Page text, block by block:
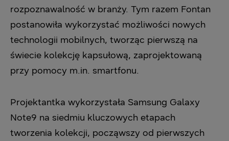
rozpoznawalność w branży. Tym razem Fontan
postanowiła wykorzystać możliwości nowych
technologii mobilnych, tworząc pierwszą na
świecie kolekcję kapsułową, zaprojektowaną
przy pomocy m.in. smartfonu.
Projektantka wykorzystała Samsung Galaxy
Note9 na siedmiu kluczowych etapach
tworzenia kolekcji, począwszy od pierwszych